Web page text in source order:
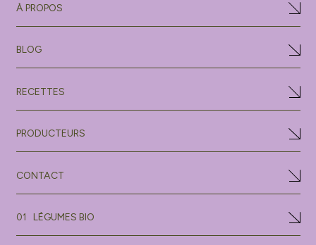
À PROPOS
BLOG
RECETTES
PRODUCTEURS
CONTACT
01 LÉGUMES BIO